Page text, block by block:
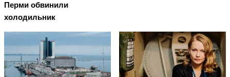
Перми обвинили
холодильник